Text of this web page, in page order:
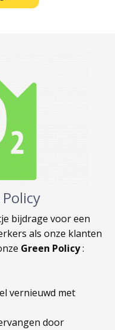
bijdrage voor een
als onze klanten
Green Policy:
vernieuwd met
door